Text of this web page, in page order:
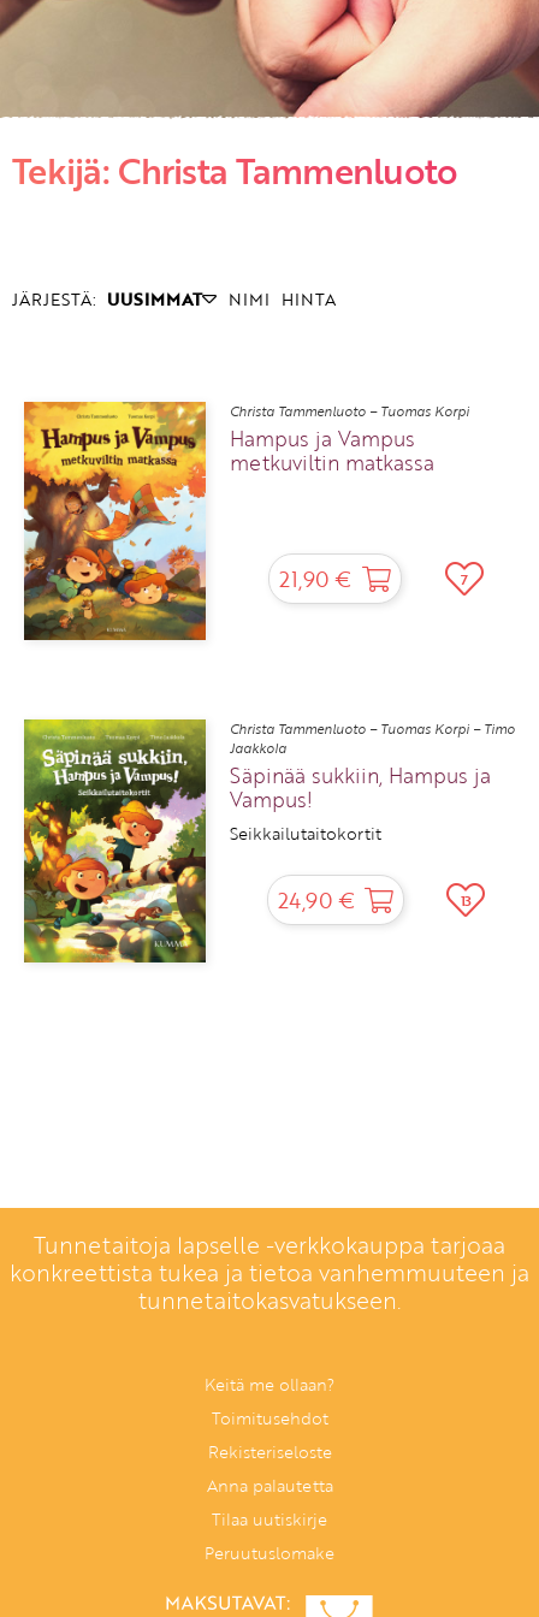
KIRJAUDU SISÄÄN
Luo asiakastili tästä!
Tekijä: Christa Tammenluoto
JÄRJESTÄ: UUSIMMAT NIMI HINTA
Christa Tammenluoto – Tuomas Korpi
Hampus ja Vampus
metkuviltin matkassa
21,90 € 7
Christa Tammenluoto – Tuomas Korpi – Timo
Jaakkola
Säpinää sukkiin, Hampus ja
Vampus!
Seikkailutaitokortit
24,90 € 13
Tunnetaitoja lapselle -verkkokauppa tarjoaa
konkreettista tukea ja tietoa vanhemmuuteen ja
tunnetaitokasvatukseen.
Keitä me ollaan?
Toimitusehdot
Rekisteriseloste
Anna palautetta
Tilaa uutiskirje
Peruutuslomake